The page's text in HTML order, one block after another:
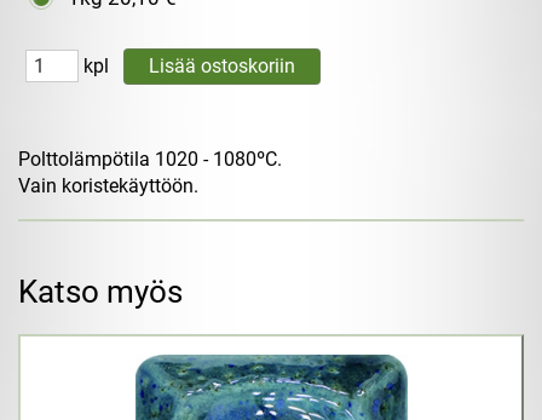
kpl
Polttolämpötila 1020 - 1080ºC.
Vain koristekäyttöön.
Katso myös